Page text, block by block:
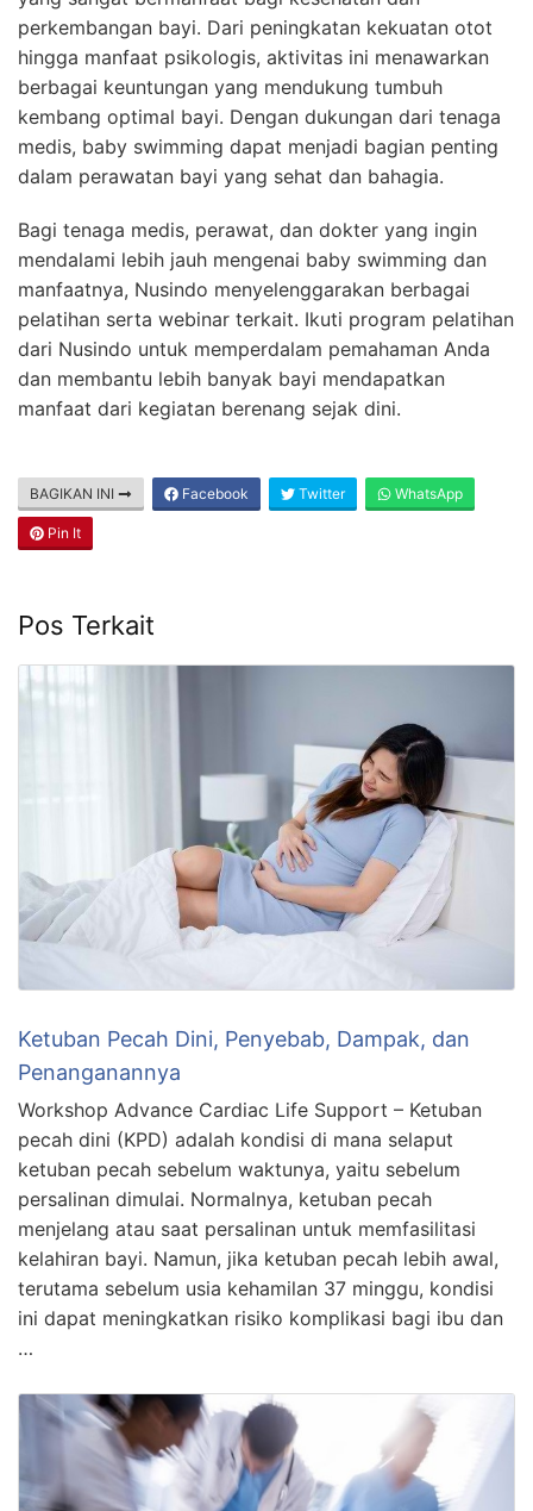
perkembangan bayi. Dari peningkatan kekuatan otot
hingga manfaat psikologis, aktivitas ini menawarkan
berbagai keuntungan yang mendukung tumbuh
kembang optimal bayi. Dengan dukungan dari tenaga
medis, baby swimming dapat menjadi bagian penting
dalam perawatan bayi yang sehat dan bahagia.
Bagi tenaga medis, perawat, dan dokter yang ingin
mendalami lebih jauh mengenai baby swimming dan
manfaatnya, Nusindo menyelenggarakan berbagai
pelatihan serta webinar terkait. Ikuti program pelatihan
dari Nusindo untuk memperdalam pemahaman Anda
dan membantu lebih banyak bayi mendapatkan
manfaat dari kegiatan berenang sejak dini.
BAGIKAN INI Facebook Twitter WhatsApp
Pin It
Pos Terkait
Ketuban Pecah Dini, Penyebab, Dampak, dan
Penanganannya
Workshop Advance Cardiac Life Support – Ketuban
pecah dini (KPD) adalah kondisi di mana selaput
ketuban pecah sebelum waktunya, yaitu sebelum
persalinan dimulai. Normalnya, ketuban pecah
menjelang atau saat persalinan untuk memfasilitasi
kelahiran bayi. Namun, jika ketuban pecah lebih awal,
terutama sebelum usia kehamilan 37 minggu, kondisi
ini dapat meningkatkan risiko komplikasi bagi ibu dan
…